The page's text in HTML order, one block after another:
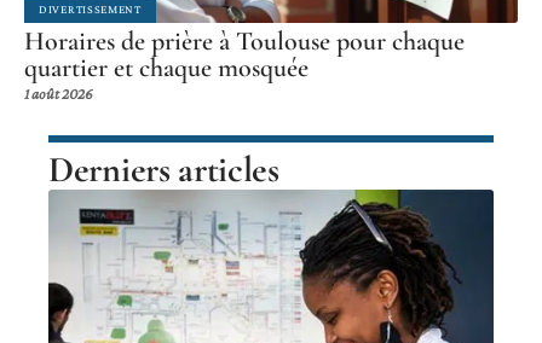
DIVERTISSEMENT
Horaires de prière à Toulouse pour chaque
quartier et chaque mosquée
1 août 2026
Derniers articles